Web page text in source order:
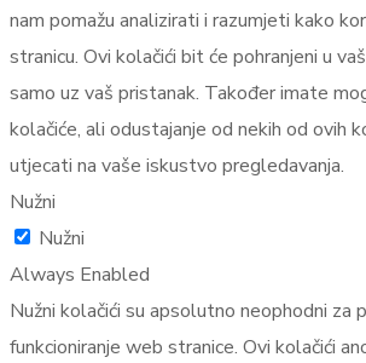
nam pomažu analizirati i razumjeti kako
stranicu. Ovi kolačići bit će pohranjeni u
samo uz vaš pristanak. Također imate
kolačiće, ali odustajanje od nekih od ovih
utjecati na vaše iskustvo pregledavanja.
Nužni
Nužni
Always Enabled
Nužni kolačići su apsolutno neophodni za
funkcioniranje web stranice. Ovi kolačići